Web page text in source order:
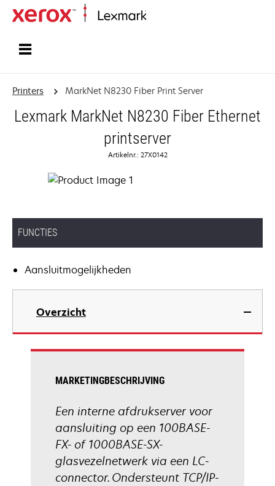
Printers MarkNet N8230 Fiber Print Server
Lexmark MarkNet N8230 Fiber Ethernet
printserver
Artikelnr.: 27X0142
FUNCTIES
Aansluitmogelijkheden
Overzicht
MARKETINGBESCHRIJVING
Een interne afdrukserver voor
aansluiting op een 100BASE-
FX- of 1000BASE-SX-
glasvezelnetwerk via een LC-
connector. Ondersteunt TCP/IP-